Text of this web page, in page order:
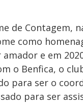
de Contagem,
como
e em
o Benfica, o
para ser o
para ser